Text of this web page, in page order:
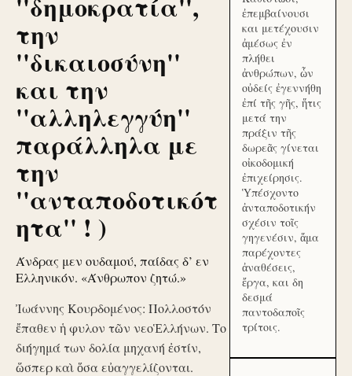
την
''δικαιοσύνη''
και την
''αλληλεγγύη''
παράλληλα με
την
''ανταποδοτικότ
ητα'' ! )
Άνδρας μεν ουδαμού, παίδας δ’ εν
Ελληνικόν. «Άνθρωπον ζητώ.»
Ἰωάννης Κουρδομένος: Πολλοστόν
ἔπαθεν ἡ φυλον τῶν νεοἙλλήνων. Το
διήγημά των δολία μηχανή ἐστίν,
ὥσπερ καὶ ὅσα εὐαγγελίζονται.
ἐπεμβαίνουσι
και μετέχουσιν
ἀμέσως ἐν
πλήθει
ἀνθρώπων, ὧν
οὐδείς ἐγεννήθη
ἐπί τῆς γῆς, ἥτις
μετά την
πράξιν τῆς
δωρεᾶς γίνεται
οἰκοδομική
ἐπιχείρησις.
Ὑπέσχοντο
ἀνταποδοτικήν
σχέσιν τοῖς
γηγενέσιν, ἅμα
παρέχοντες
ἀναθέσεις,
ἔργα, και δη
δεσμά
παντοδαποῖς
τρίτοις.